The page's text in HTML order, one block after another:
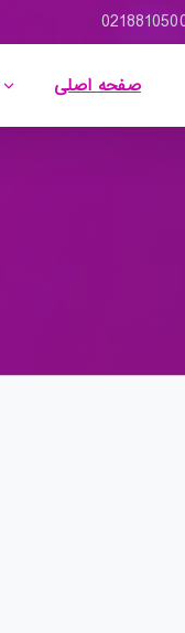
صفحه اصلی